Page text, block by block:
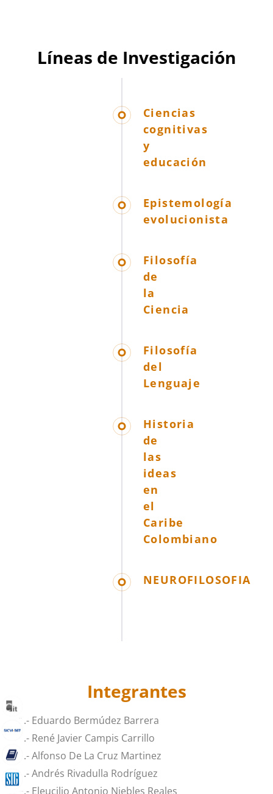
Líneas de Investigación
Ciencias
cognitivas
y
educación
Epistemología
evolucionista
Filosofía
de
la
Ciencia
Filosofía
del
Lenguaje
Historia
de
las
ideas
en
el
Caribe
Colombiano
NEUROFILOSOFIA
Integrantes
1.- Eduardo Bermúdez Barrera
2.- René Javier Campis Carrillo
3.- Alfonso De La Cruz Martinez
4.- Andrés Rivadulla Rodríguez
5.- Eleucilio Antonio Niebles Reales